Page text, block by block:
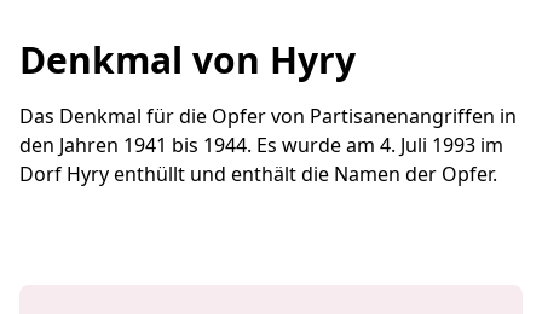
Denkmal von Hyry
Das Denkmal für die Opfer von Partisanenangriffen in
den Jahren 1941 bis 1944. Es wurde am 4. Juli 1993 im
Dorf Hyry enthüllt und enthält die Namen der Opfer.